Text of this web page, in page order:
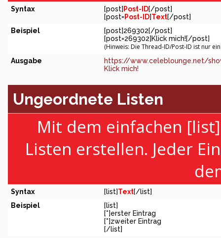
Syntax [post] Post-ID[/post]
[post=Post-ID]Text[/post]
Beispiel
[post]269302[/post]
[post=269302]Klick mich![/post]
(Hinweis: Die Thread-ID/Post-ID ist nur
Ausgabe
https://www.celeblounge.net/
Klick mich!
Ungeordnete Listen
Mit dem einfachen
Listen erstellen. Jeder
Syntax [list]Text[/list]
Beispiel
[list]
[*]erster Eintrag
[*]zweiter Eintrag
[/list]